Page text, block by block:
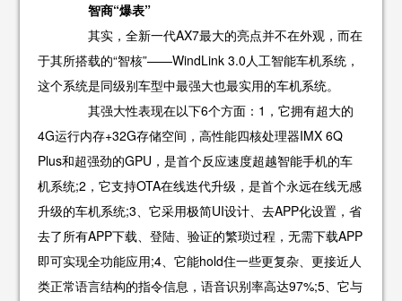
智商“爆表”
其实，全新一代AX7最大的亮点并不在外观，而在
于其所搭载的“智核”——WindLink 3.0人工智能车机系统，
这个系统是同级别车型中最强大也最实用的车机系统。
其强大性表现在以下6个方面：1，它拥有超大的
4G运行内存+32G存储空间，高性能四核处理器IMX 6Q
Plus和超强劲的GPU，是首个反应速度超越智能手机的车
机系统;2，它支持OTA在线迭代升级，是首个永远在线无感
升级的车机系统;3、它采用极简UI设计、去APP化设置，省
去了所有APP下载、登陆、验证的繁琐过程，无需下载APP
即可实现全功能应用;4、它能hold住一些更复杂、更接近人
类正常语言结构的指令信息，语音识别率高达97%;5、它与